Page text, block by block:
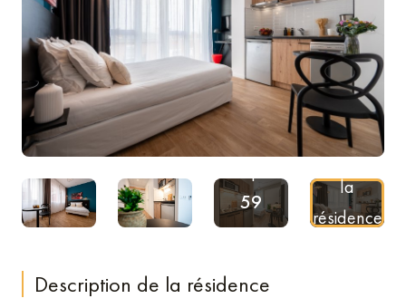
59
Photos
Découvrir
la
résidence
Description de la résidence